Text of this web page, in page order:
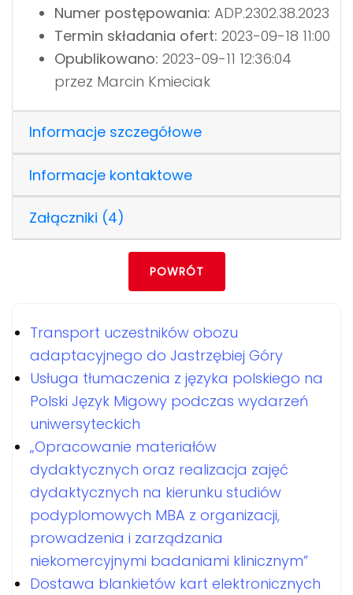
Numer postępowania: ADP.2302.38.2023
Termin składania ofert: 2023-09-18 11:00
Opublikowano: 2023-09-11 12:36:04
przez Marcin Kmieciak
Informacje szczegółowe
Informacje kontaktowe
Załączniki (4)
POWRÓT
Transport uczestników obozu
adaptacyjnego do Jastrzębiej Góry
Usługa tłumaczenia z języka polskiego na
Polski Język Migowy podczas wydarzeń
uniwersyteckich
„Opracowanie materiałów
dydaktycznych oraz realizacja zajęć
dydaktycznych na kierunku studiów
podyplomowych MBA z organizacji,
prowadzenia i zarządzania
niekomercyjnymi badaniami klinicznym”
Dostawa blankietów kart elektronicznych